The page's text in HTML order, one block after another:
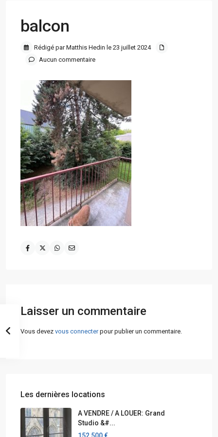
balcon
Rédigé par Matthis Hedin le 23 juillet 2024
Aucun commentaire
Laisser un commentaire
Vous devez vous connecterpour publier un commentaire.
Les dernières locations
A VENDRE / A LOUER: Grand
Studio &#...